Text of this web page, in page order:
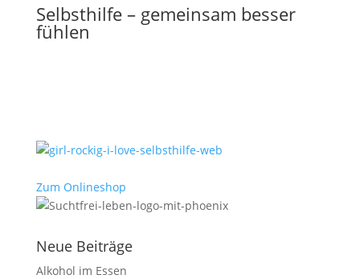
Selbsthilfe – gemeinsam besser
fühlen
Zum Onlineshop
Neue Beiträge
Alkohol im Essen